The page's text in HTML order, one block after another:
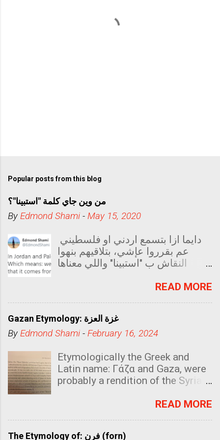
Popular posts from this blog
من وين جاي كلمة "استبينا"؟
By Edmond Shami - May 15, 2020
عم بقرروا عإشي، بتلاقيهم بنهوا
النقاش ب "استبينا" واللي معناها
اصل الكلمة، فبحبشت اونلاين
الايطالي Sta Bene هلا عتويتر كان
في ناس بتحكيلي انه ممكن تكون من
انه جاي من الطليان لانه وجودهم
بالمنطقة كان اكتر من الاسبان غير انه
ممكن تكون بلغة السابير واللي هي
READ MORE
Gazan Etymology: غزة العزة
By Edmond Shami - February 16, 2024
Etymologically the Greek and
Latin name: Γάζα and Gaza, were
probably a rendition of the Syriac
from Persian ganj (‘treasure’,
READ MORE
The Etymology of: فرن (forn)